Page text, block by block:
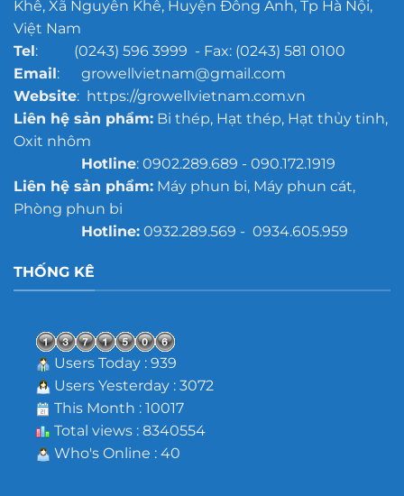
Khê, Xã Nguyên Khê, Huyện Đông Anh, Tp Hà Nội,
Việt Nam
Tel: (0243) 596 3999 - Fax: (0243) 581 0100
Email: growellvietnam@gmail.com
Website: https://growellvietnam.com.vn
Liên hệ sản phẩm:Bi thép, Hạt thép, Hạt thủy tinh,
Oxit nhôm
Hotline: 0902.289.689 - 090.172.1919
Liên hệ sản phẩm:Máy phun bi, Máy phun cát,
Phòng phun bi
Hotline:0932.289.569 - 0934.605.959
THỐNG KÊ
Users Today : 939
Users Yesterday : 3072
This Month : 10017
Total views : 8340554
Who's Online : 40